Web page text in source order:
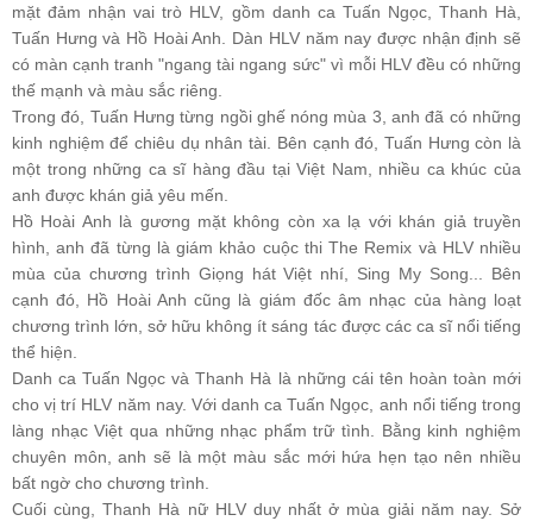
mặt đảm nhận vai trò HLV, gồm danh ca Tuấn Ngọc, Thanh Hà,
Tuấn Hưng và Hồ Hoài Anh. Dàn HLV năm nay được nhận định sẽ
có màn cạnh tranh "ngang tài ngang sức" vì mỗi HLV đều có những
thế mạnh và màu sắc riêng.
Trong đó, Tuấn Hưng từng ngồi ghế nóng mùa 3, anh đã có những
kinh nghiệm để chiêu dụ nhân tài. Bên cạnh đó, Tuấn Hưng còn là
một trong những ca sĩ hàng đầu tại Việt Nam, nhiều ca khúc của
anh được khán giả yêu mến.
Hồ Hoài Anh là gương mặt không còn xa lạ với khán giả truyền
hình, anh đã từng là giám khảo cuộc thi The Remix và HLV nhiều
mùa của chương trình Giọng hát Việt nhí, Sing My Song... Bên
cạnh đó, Hồ Hoài Anh cũng là giám đốc âm nhạc của hàng loạt
chương trình lớn, sở hữu không ít sáng tác được các ca sĩ nổi tiếng
thể hiện.
Danh ca Tuấn Ngọc và Thanh Hà là những cái tên hoàn toàn mới
cho vị trí HLV năm nay. Với danh ca Tuấn Ngọc, anh nổi tiếng trong
làng nhạc Việt qua những nhạc phẩm trữ tình. Bằng kinh nghiệm
chuyên môn, anh sẽ là một màu sắc mới hứa hẹn tạo nên nhiều
bất ngờ cho chương trình.
Cuối cùng, Thanh Hà nữ HLV duy nhất ở mùa giải năm nay. Sở